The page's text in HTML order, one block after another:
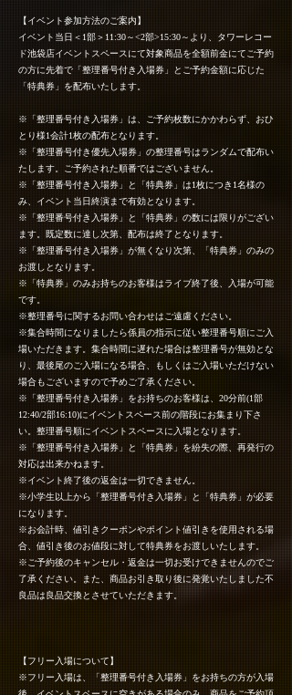
【イベント参加方法のご案内】
イベント当日＜1部＞11:30～<2部>15:30～より、タワーレコー
ド池袋店イベントスペースにて対象商品を全額前金にてご予約
の方に先着で「整理番号付き入場券」とご予約金額に応じた
「特典券」を配布いたします。
※「整理番号付き入場券」は、ご予約枚数にかかわらず、おひ
とり様1会計1枚の配布となります。
※「整理番号付き優先入場券」の整理番号はランダムで配布い
たします。ご予約された順番ではございません。
※「整理番号付き入場券」と「特典券」は1枚につき1名様の
み、イベント当日終演まで有効となります。
※「整理番号付き入場券」と「特典券」の数には限りがござい
ます。既定数に達し次第、配布は終了となります。
※「整理番号付き入場券」が無くなり次第、「特典券」のみの
お渡しとなります。
※「特典券」のみお持ちのお客様はライブ終了後、入場が可能
です。
※整理番号に関するお問い合わせはご遠慮ください。
※集合時間になりましたら係員の指示に従い整理番号順にご入
場いただきます。集合時間に遅れた場合は整理番号が無効とな
り、最後尾のご入場になる場合、もしくはご入場いただけない
場合もございますので予めご了承ください。
※「整理番号付き入場券」をお持ちのお客様は、20分前(1部
12:40/2部16:10)にイベントスペース前の階段にお集まり下さ
い。整理番号順にイベントスペースに入場となります。
※「整理番号付き入場券」と「特典券」を紛失の際、再発行の
対応は出来かねます。
※イベント終了後の返金は一切できません。
※小学生以上から「整理番号付き入場券」と「特典券」が必要
になります。
※お会計時、値引きクーポンやポイント値引きを使用される場
合、値引き後のお値段に対して特典券をお渡しいたします。
※ご予約後のキャンセル・返金は一切お受けできませんのでご
了承ください。また、商品お引き取り後に発覚いたしました不
良品は良品交換とさせていただきます。
【フリー入場について】
※フリー入場は、「整理番号付き入場券」をお持ちの方が入場